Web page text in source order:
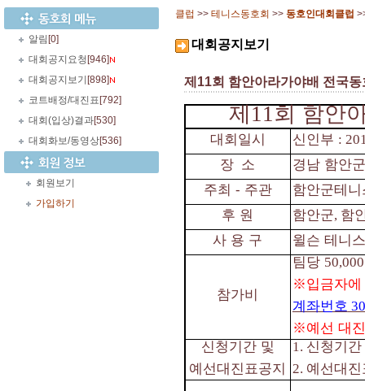
알림 [0]
대회공지요청 [946]
대회공지보기 [898]
코트배정/대진표 [792]
대회(입상)결과[530]
대회화보/동영상[536]
회원보기
가입하기
클럽 >> 테니스동호회 >> 동호인대회클럽
대회공지보기
제11회 함안아라가야배 전국
제11회 함안
대회일시 신인부 :
장 소
경남 함안
주최 ⁃ 주관
함안군테
후 원
함안군, 함
사 용 구
윌슨 테니
참가비
팀당 50,000
※입금자
계좌번호
※예선 대
신청기간 및
예선대진표공지
1. 신청기간
2. 예선대